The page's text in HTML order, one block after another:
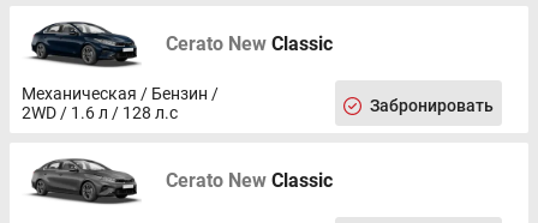
Cerato New Classic
Механическая / Бензин /
2WD / 1.6 л / 128 л.с
Забронировать
Cerato New Classic